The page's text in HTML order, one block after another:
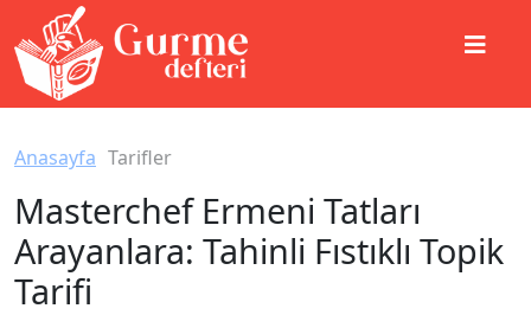
Anasayfa Tarifler
Masterchef Ermeni Tatları
Arayanlara: Tahinli Fıstıklı Topik
Tarifi